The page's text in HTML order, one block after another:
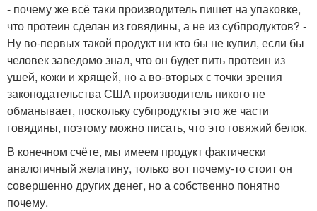
- почему же всё таки производитель пишет на упаковке,
что протеин сделан из говядины, а не из субпродуктов? -
Ну во-первых такой продукт ни кто бы не купил, если бы
человек заведомо знал, что он будет пить протеин из
ушей, кожи и хрящей, но а во-вторых с точки зрения
законодательства США производитель никого не
обманывает, поскольку субпродукты это же части
говядины, поэтому можно писать, что это говяжий белок.
В конечном счёте, мы имеем продукт фактически
аналогичный желатину, только вот почему-то стоит он
совершенно других денег, но а собственно понятно
почему.